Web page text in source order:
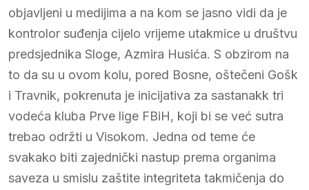
objavljeni u medijima a na kom se jasno vidi da je
kontrolor suđenja cijelo vrijeme utakmice u društvu
predsjednika Sloge, Azmira Husića. S obzirom na
to da su u ovom kolu, pored Bosne, oštečeni Gošk
i Travnik, pokrenuta je inicijativa za sastanakk tri
vodeća kluba Prve lige FBiH, koji bi se već sutra
trebao održti u Visokom. Jedna od teme će
svakako biti zajednički nastup prema organima
saveza u smislu zaštite integriteta takmičenja do